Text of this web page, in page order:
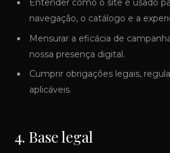
Entender como o site é usado
navegação, o catálogo e a
Mensurar a eficácia de
nossa presença digital.
Cumprir obrigações legais,
aplicáveis.
4. Base legal